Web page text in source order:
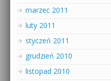
marzec 2011
luty 2011
styczeń 2011
grudzień 2010
listopad 2010